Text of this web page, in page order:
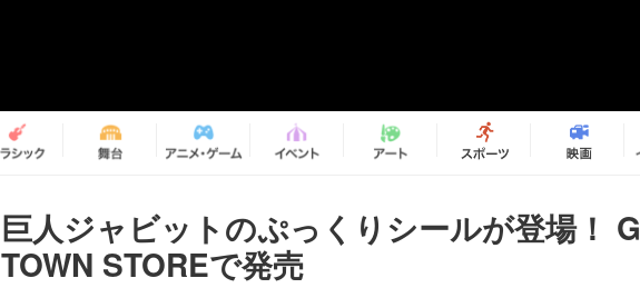
巨人ジャビットのぷっくりシールが登場！
TOWN STOREで発売